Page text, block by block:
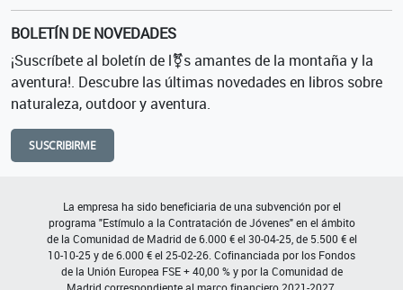
BOLETÍN DE NOVEDADES
¡Suscríbete al boletín de l⚧s amantes de la montaña y la
aventura!. Descubre las últimas novedades en libros sobre
naturaleza, outdoor y aventura.
SUSCRIBIRME
La empresa ha sido beneficiaria de una subvención por el
programa "Estímulo a la Contratación de Jóvenes" en el ámbito
de la Comunidad de Madrid de 6.000 € el 30-04-25, de 5.500 € el
10-10-25 y de 6.000 € el 25-02-26. Cofinanciada por los Fondos
de la Unión Europea FSE + 40,00 % y por la Comunidad de
Madrid correspondiente al marco financiero 2021-2027.